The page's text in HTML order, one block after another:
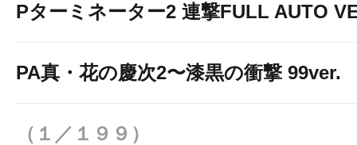
Pターミネーター2 連撃FULL AUTO
PA真・花の慶次2〜漆黒の衝撃 99ver.
（１／１９９）